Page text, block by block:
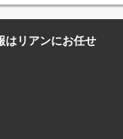
はリアンにお任せ